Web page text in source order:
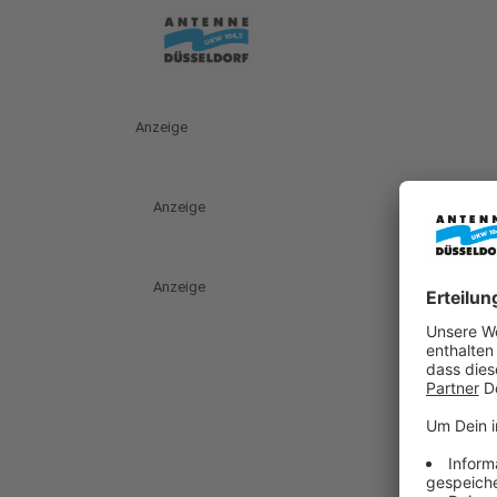
Anzeige
Anzeige
Anzeige